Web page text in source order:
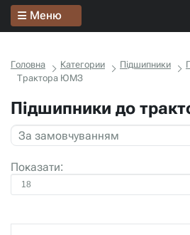
Меню
Головна Категории Підшипники
Трактора ЮМЗ
Підшипники до
Показати: